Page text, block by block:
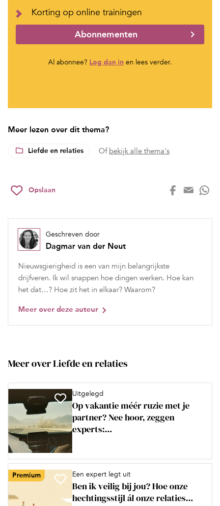
Korting op online trainingen
Abonnementen
Al abonnee? Log dan in en lees verder.
Meer lezen over dit thema?
Liefde en relaties Of bekijk alle thema's
Opslaan
Geschreven door
Dagmar van der Neut
Nieuwsgierigheid is een van mijn belangrijkste
drijfveren. Ik wil snappen hoe dingen werken. Hoe kan
het dat…? Hoe zit het in elkaar? Waarom?
Meer over deze auteur
Meer over Liefde en relaties
Uitgelegd
Op vakantie méér ruzie met je
partner? Nee hoor, zeggen
experts:...
Premium Een expert legt uit
Ben ik veilig bij jou? Hoe onze
hechtingsstijl ál onze relaties...